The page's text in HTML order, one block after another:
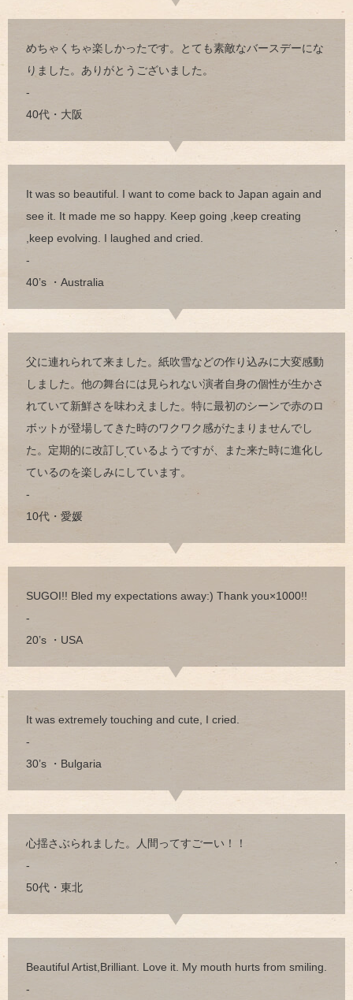
めちゃくちゃ楽しかったです。とても素敵なバースデーにな
りました。ありがとうございました。
-
40代・大阪
It was so beautiful. I want to come back to Japan again and
see it. It made me so happy. Keep going ,keep creating
,keep evolving. I laughed and cried.
-
40’s ・Australia
父に連れられて来ました。紙吹雪などの作り込みに大変感動
しました。他の舞台には見られない演者自身の個性が生かさ
れていて新鮮さを味わえました。特に最初のシーンで赤のロ
ボットが登場してきた時のワクワク感がたまりませんでし
た。定期的に改訂しているようですが、また来た時に進化し
ているのを楽しみにしています。
-
10代・愛媛
SUGOI!! Bled my expectations away:) Thank you×1000!!
-
20’s ・USA
It was extremely touching and cute, I cried.
-
30’s ・Bulgaria
心揺さぶられました。人間ってすごーい！！
-
50代・東北
Beautiful Artist,Brilliant. Love it. My mouth hurts from smiling.
-